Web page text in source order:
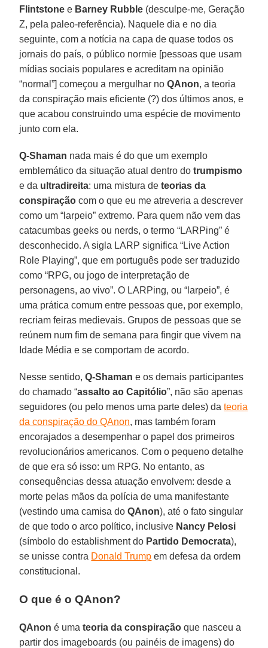
Flintstone e Barney Rubble (desculpe-me, Geração
Z, pela paleo-referência). Naquele dia e no dia
seguinte, com a notícia na capa de quase todos os
jornais do país, o público normie [pessoas que usam
mídias sociais populares e acreditam na opinião
“normal”] começou a mergulhar noQAnon, a teoria
da conspiração mais eficiente (?) dos últimos anos, e
que acabou construindo uma espécie de movimento
junto com ela.
Q-Shaman nada mais é do que um exemplo
emblemático da situação atual dentro dotrumpismo
e da ultradireita: uma mistura deteorias da
conspiração com o que eu me atreveria a descrever
como um “larpeio” extremo. Para quem não vem das
catacumbas geeks ou nerds, o termo “LARPing” é
desconhecido. A sigla LARP significa “Live Action
Role Playing”, que em português pode ser traduzido
como “RPG, ou jogo de interpretação de
personagens, ao vivo”. O LARPing, ou “larpeio”, é
uma prática comum entre pessoas que, por exemplo,
recriam feiras medievais. Grupos de pessoas que se
reúnem num fim de semana para fingir que vivem na
Idade Média e se comportam de acordo.
Nesse sentido,Q-Shaman e os demais participantes
do chamado “assalto ao Capitólio”, não são apenas
seguidores (ou pelo menos uma parte deles) dateoria
da conspiração do QAnon, mas também foram
encorajados a desempenhar o papel dos primeiros
revolucionários americanos. Com o pequeno detalhe
de que era só isso: um RPG. No entanto, as
consequências dessa atuação envolvem: desde a
morte pelas mãos da polícia de uma manifestante
(vestindo uma camisa doQAnon), até o fato singular
de que todo o arco político, inclusive Nancy Pelosi
(símbolo do establishment do Partido Democrata),
se unisse contra Donald Trump em defesa da ordem
constitucional.
O que é o QAnon?
QAnon é umateoria da conspiração que nasceu a
partir dos imageboards (ou painéis de imagens) do